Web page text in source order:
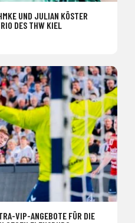
UND JULIAN KÖSTER
DES THW KIEL
VIP-ANGEBOTE FÜR DIE